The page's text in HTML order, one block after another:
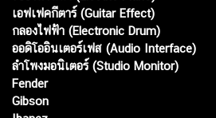
เอฟเฟคกีตาร์ (Guitar Effect)
กลองไฟฟ้า (Electronic Drum)
ออดิโออินเตอร์เฟส (Audio Interface)
ลำโพงมอนิเตอร์ (Studio Monitor)
Fender
Gibson